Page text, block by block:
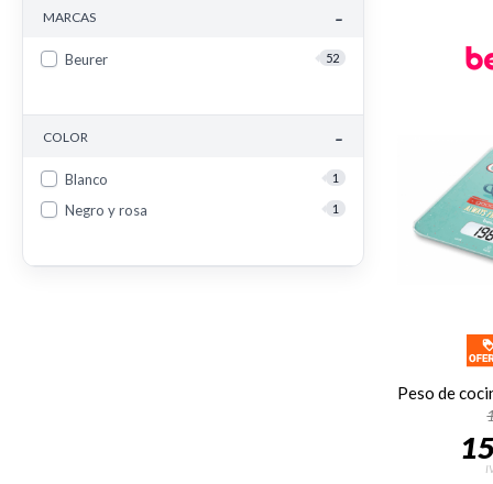
MARCAS -
Beurer 52
COLOR -
Blanco 1
Negro y rosa 1